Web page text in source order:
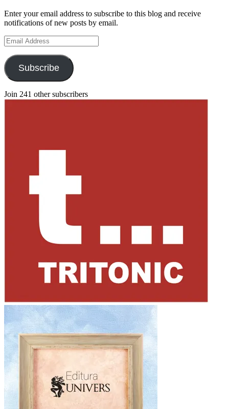
Enter your email address to subscribe to this blog and receive
notifications of new posts by email.
Email
Address
Subscribe
Join 241 other subscribers